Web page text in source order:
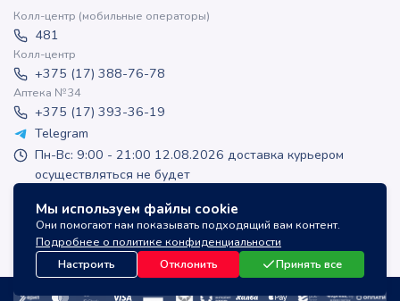
Мы используем файлы cookie
Они помогают нам показывать подходящий вам контент.
Подробнее о политике конфиденциальности
Настроить
Отклонить Принять все
Колл-центр (мобильные операторы)
481
Колл-центр
+375 (17) 388-76-78
Аптека №34
+375 (17) 393-36-19
Telegram
Пн-Вс: 9:00 - 21:00 12.08.2026 доставка курьером
осуществляться не будет
inlek_apteka
inlek_apteka